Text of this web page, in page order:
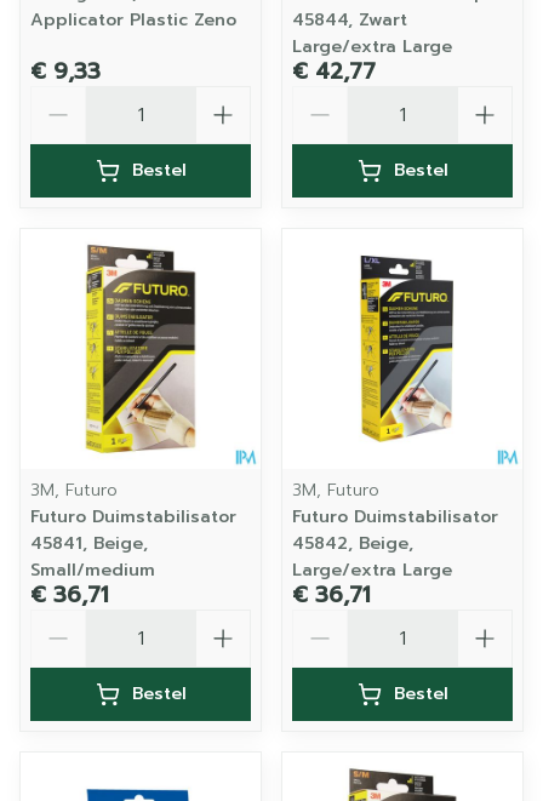
Applicator Plastic Zeno
€ 9,33
Bestel
45844, Zwart
Large/extra Large
€ 42,77
Bestel
3M, Futuro
Futuro Duimstabilisator
45841, Beige,
Small/medium
€ 36,71
Bestel
3M, Futuro
Futuro Duimstabilisator
45842, Beige,
Large/extra Large
€ 36,71
Bestel